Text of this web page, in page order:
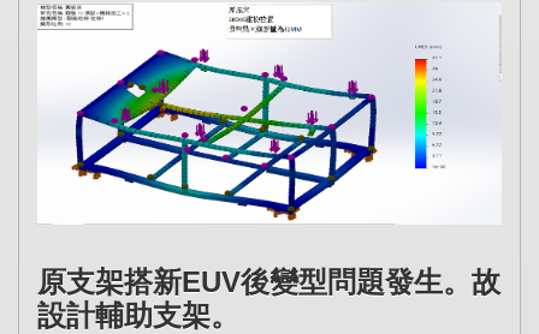
原支架搭新EUV後變型問題發生。故
設計輔助支架。